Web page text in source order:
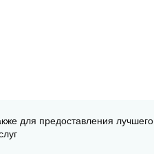
для предоставления лучшего